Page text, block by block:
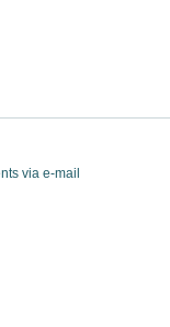
via e-mail